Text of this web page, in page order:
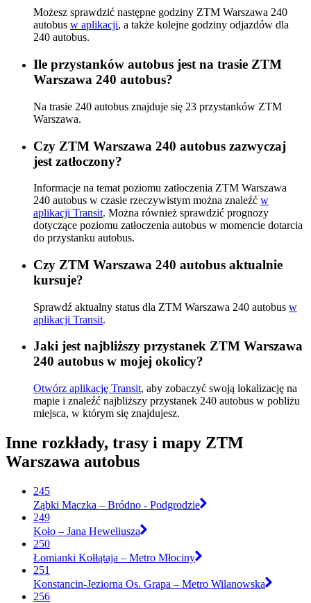
Możesz sprawdzić następne godziny ZTM Warszawa 240
autobus w aplikacji, a także kolejne godziny odjazdów dla
240 autobus.
Ile przystanków autobus jest na trasie ZTM
Warszawa 240 autobus?
Na trasie 240 autobus znajduje się 23 przystanków ZTM
Warszawa.
Czy ZTM Warszawa 240 autobus zazwyczaj
jest zatłoczony?
Informacje na temat poziomu zatłoczenia ZTM Warszawa
240 autobus w czasie rzeczywistym można znaleźć w
aplikacji Transit. Można również sprawdzić prognozy
dotyczące poziomu zatłoczenia autobus w momencie dotarcia
do przystanku autobus.
Czy ZTM Warszawa 240 autobus aktualnie
kursuje?
Sprawdź aktualny status dla ZTM Warszawa 240 autobus w
aplikacji Transit.
Jaki jest najbliższy przystanek ZTM Warszawa
240 autobus w mojej okolicy?
Otwórz aplikację Transit, aby zobaczyć swoją lokalizację na
mapie i znaleźć najbliższy przystanek 240 autobus w pobliżu
miejsca, w którym się znajdujesz.
Inne rozkłady, trasy i mapy ZTM
Warszawa autobus
245
Ząbki Maczka – Bródno - Podgrodzie
249
Koło – Jana Heweliusza
250
Łomianki Kołłątaja – Metro Młociny
251
Konstancin-Jeziorna Os. Grapa – Metro Wilanowska
256